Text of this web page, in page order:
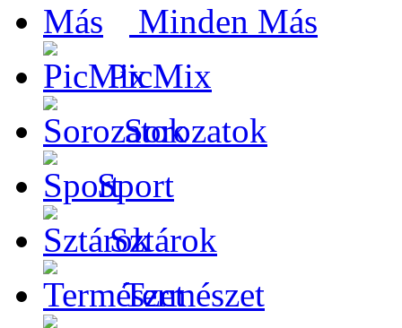
Minden Más
PicMix
Sorozatok
Sport
Sztárok
Természet